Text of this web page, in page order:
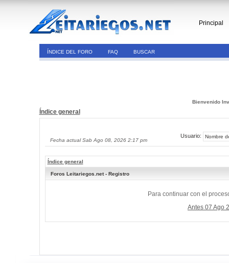
Principal
ÍNDICE DEL FORO FAQ BUSCAR
Bienvenido
Índice general
Fecha actual Sab Ago 08, 2026 2:17 pm
Usuario:
Índice general
Foros Leitariegos.net - Registro
Para continuar con el
Antes 07 Ago